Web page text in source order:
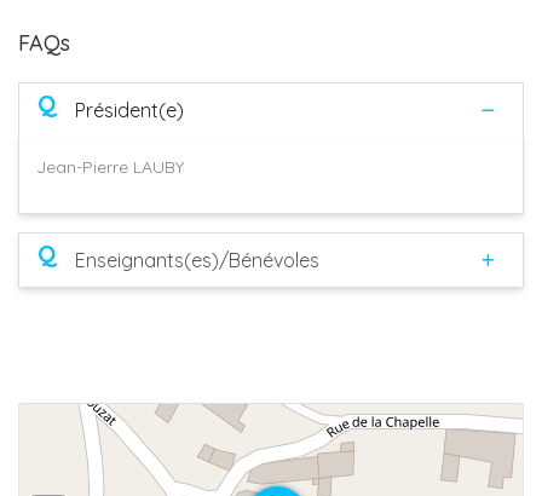
FAQs
Q Président(e)
Jean-Pierre LAUBY
Q Enseignants(es)/Bénévoles